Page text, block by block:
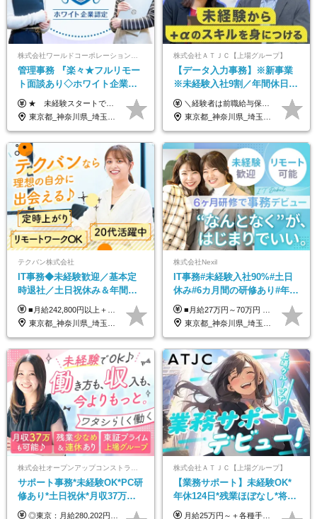
株式会社ワールドコーポレーション 採用事業部【上場グループ】
管理事務 『楽々★フルリモー
ト面談あり◇ホワイト企業認
定受賞◇完全週休2日◇賞与年
2回 /p13
★ 未経験スタートでも月収40万円以上も目指せます！ ★ ★ 試用期間6か月あり／給与・待遇に変更なし ★ ＼パターン①orパターン②で給与形態の選択が可能／ ＜パターン①＞ 月給+交通費+（残業代は全額別途支給） 【首都圏・関東・北信越】 月給30.0万円以上 【関西】 月給27.5万円以上 【中部】 月給26.5万円以上 【東北】 月給24.5万円以上 【北海道】 月給24.0万円以上 【九州・中四国】 月給25.5万円以上 ＜パターン②＞ 月給（固定残業代20H含む）+交通費+賞与年2回+残業代 （※20H場合を超過した場合は全額別途支給） 【首都圏・関東・北信越】 月給25.0万円以上 【関 西・中部】 月給24.5万円以上 【東 北・北海道・九州・中四国】 月給23.5万円以上 ※上記給与には固定残業代（月20H分）を含みます 固定残業代は残業の有無に関わらず支給し、超過分は別途全額支給いたします ①②の給与形態はご本人様と相談の上、最終的に会社が決定いたします （内定時に通知） ■給与改定年1回 ■(※)賞与年2回（昨年度支給実績2回／頑張りを評価） (※)支給条件に規定あり
東京都_神奈川県_埼玉県_千葉県_大阪府_愛知県_北海道_青森県_岩手県_宮城県_秋田県_山形県_福島県_茨城県_栃木県_群馬県_新潟県_山梨県_長野県_富山県_石川県_福井県_静岡県_岐阜県_三重県_兵庫県_京都府_滋賀県_奈良県_和歌山県_広島県_岡山県_鳥取県_島根県_山口県_徳島県_香川県_愛媛県_高知県_福岡県_熊本県_佐賀県_長崎県_大分県_宮崎県_鹿児島県_沖縄県
株式会社ＡＴＪＣ【上場グループ】
【データ入力事務】※新事業
※未経験入社9割／年間休日
124日／月 残業13h／土日祝休
み／給与改定年2回
＼経験者は前職給与保証！／ 月給23万円～33万円＋各種手当 ☆給与改定年2回あり！ ※上記金額には固定残業代（31,081円～44,595円／20時間分）を含みます。 ※超過分は別途支給します。 ★試用期間：6ヶ月 未経験の場合、試用期間中は月給21万円（固定残業代12,353円／8時間分）となります。ただし、2026年7月1日以降は給与改定に伴い、試用期間の途中であっても、月給230,000円（固定残業代31,081円／20時間分）を適用します。 ※超過分は別途支給します。
東京都_神奈川県_埼玉県_千葉県
テクバン株式会社
IT事務◆未経験歓迎／基本定
時退社／土日祝休み＆年間休
日123日／賞与年2回／研修制
度充実／リモートOK
■月給242,800円以上＋諸手当＋賞与年2回＋業績賞与 ※固定残業代32,813円～/20時間分を含む ※超過分は別途支給 ※経験・年齢を考慮の上、当社規定により決定 ※試用期間6ヵ月間（待遇に差異なし）
東京都_神奈川県_埼玉県_千葉県
株式会社Nexil
IT事務#未経験入社90%#土日
休み#6カ月間の研修あり#年休
125日以上#残業月5h以下#リ
モート可
■月給27万円～70万円 ※経験・スキルなどを考慮して決定します。 ※上記金額には固定残業代（月15時間相当分／26,300円～73,500円）を含みます。 超過分は別途支給します。 ★最大200万円の昇給アップを叶えたメンバーも！ ￣￣￣V￣￣￣￣￣￣￣￣￣￣￣￣￣￣￣￣￣￣￣ 社員の頑張りはしっかり評価・還元！ はじめは経験がなくても、頑張り次第で早期キャリアアップも狙える環境が充実！ 実際に、昇給で最大200万円給与が上がった先輩社員も活躍中！ 社員のモチベーションも高く維持しながら働けます◎ ★一人でも多くの方とお会いしたいと考えています！ ￣￣￣V￣￣￣￣￣￣￣￣￣￣￣￣￣￣￣￣￣￣￣￣ 現在活躍中の先輩たちの前職は、営業や飲食、 美容師や銀行員、アパレル店員など、多彩！ パソコンが苦手だったメンバーも今では第一線で活躍中です！
東京都_神奈川県_埼玉県_千葉県_大阪府_愛知県_北海道_青森県_岩手県_宮城県_秋田県_山形県_福島県_茨城県_栃木県_群馬県_新潟県_山梨県_長野県_富山県_石川県_福井県_静岡県_岐阜県_三重県_兵庫県_京都府_滋賀県_奈良県_和歌山県_広島県_岡山県_鳥取県_島根県_山口県_徳島県_香川県_愛媛県_高知県_福岡県_熊本県_佐賀県_長崎県_大分県_宮崎県_鹿児島県_沖縄県
サポート事務*未経験OK*PC研
修あり*土日祝休*月収37万円
可*面接1回/o
◎東京：月給280,202円～402,430円 ◎大阪：月給269,824円～392,052円 ◎名古屋：月給285,967円～408,195円 ◎その他：月給265,212円～387,440円 ※試用期間3か月／待遇は研修期間中のみ変更あり （東京：23.9万円～、大阪：月給23.4万円～、名古屋：月給24.2万円～、その他：月給23.1万円～） ※固定残業代（配属後に支給）・一律手当を含む ※固定残業代は残業がない場合も支給し、超過分は別途支給する ※年齢、経験、能力を考慮し、支給額を決定します。
株式会社ＡＴＪＣ【上場グループ】
【業務サポート】未経験OK*
年休124日*残業ほぼなし*将来
活かせる専門スキル
月給25万円～＋各種手当（家族、資格、住宅など） ★ご経験をお持ちの方は前職給与保証！ ※試用期間は6ヶ月 ※上記には固定残業代（33,784円～／20時間分）を含みます。超過分は追加支給致します。 ※経験・スキル・能力を考慮して決定します。ご経験者の方の経験フェーズは不問です。 ＜各種手当＞ 住宅手当／家族手当／資格手当／特別手当など